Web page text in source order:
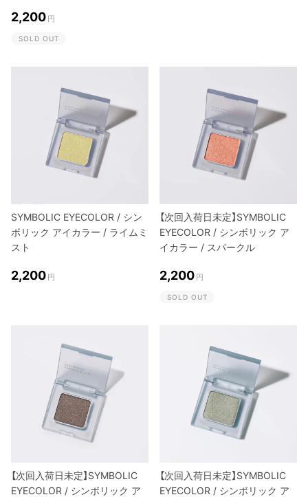
2,200 円
SOLD OUT
SYMBOLIC EYECOLOR / シン
ボリック アイカラー / ライムミ
スト
2,200 円
【次回入荷日未定】SYMBOLIC
EYECOLOR / シンボリック ア
イカラー / スパークル
2,200 円
SOLD OUT
【次回入荷日未定】SYMBOLIC
EYECOLOR / シンボリック ア
【次回入荷日未定】SYMBOLIC
EYECOLOR / シンボリック ア